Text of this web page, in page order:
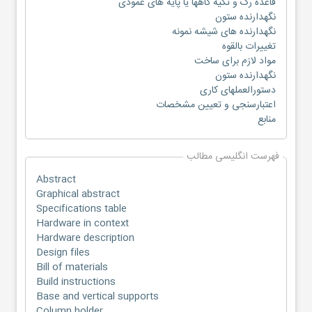
نگهدارنده ستون
نگهدارنده های شیشه نمونه
تغییرات بالقوه
مواد لازم برای ساخت
نگهدارنده ستون
دستورالعملهای کاری
اعتبارسنجی و تعیین مشخصات
منابع
فهرست انگلیسی مطالب
Abstract
Graphical abstract
Specifications table
Hardware in context
Hardware description
Design files
Bill of materials
Build instructions
Base and vertical supports